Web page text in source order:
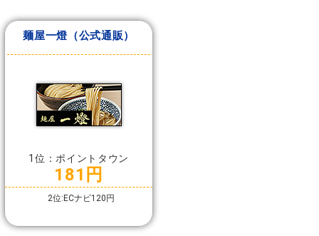
麺屋一燈（公式通販）
1位：ポイントタウン
181円
2位:ECナビ120円